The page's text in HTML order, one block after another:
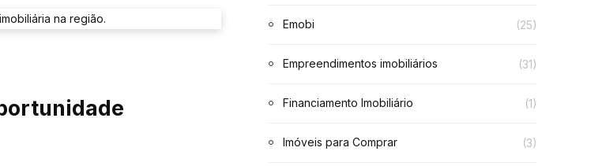
Emobi (25)
Empreendimentos imobiliários (31)
Financiamento Imobiliário (1)
Imóveis para Comprar (3)